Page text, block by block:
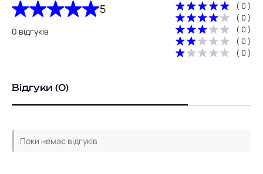
5
0 відгуків
( 0 )
( 0 )
( 0 )
( 0 )
( 0 )
Відгуки (0)
Поки немає відгуків